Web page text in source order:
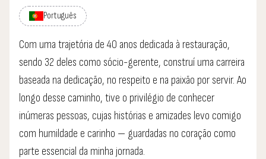
Português
Com uma trajetória de 40 anos dedicada à restauração,
sendo 32 deles como sócio-gerente, construí uma carreira
baseada na dedicação, no respeito e na paixão por servir. Ao
longo desse caminho, tive o privilégio de conhecer
inúmeras pessoas, cujas histórias e amizades levo comigo
com humildade e carinho — guardadas no coração como
parte essencial da minha jornada.